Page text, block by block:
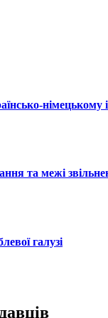
та межі
галузі